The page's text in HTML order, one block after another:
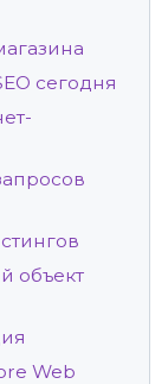
сегодня
объект
Web